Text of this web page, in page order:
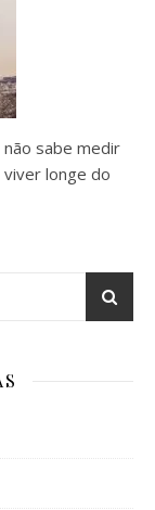
não sabe medir
viver longe do